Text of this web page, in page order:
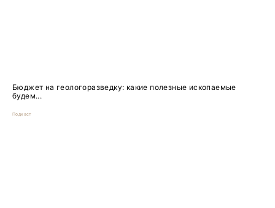
Бюджет на геологоразведку: какие полезные ископаемые
будем...
Подкаст